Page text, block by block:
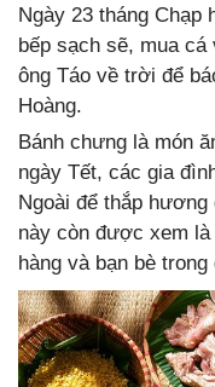
Ngày 23 tháng Chạp
bếp sạch sẽ, mua cá
ông Táo về trời để
Hoàng.
Bánh chưng là món
ngày Tết, các gia
Ngoài để thắp
này còn được xem là
hàng và bạn bè trong